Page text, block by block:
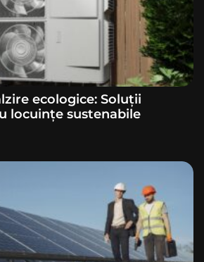
ecologice: Soluții
locuințe sustenabile